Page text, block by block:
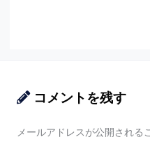
コメントを残す
メールアドレスが公開される